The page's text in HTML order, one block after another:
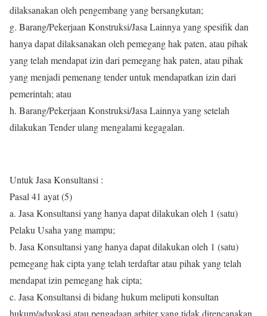
dilaksanakan oleh pengembang yang bersangkutan;
g. Barang/Pekerjaan Konstruksi/Jasa Lainnya yang spesifik dan
hanya dapat dilaksanakan oleh pemegang hak paten, atau pihak
yang telah mendapat izin dari pemegang hak paten, atau pihak
yang menjadi pemenang tender untuk mendapatkan izin dari
pemerintah; atau
h. Barang/Pekerjaan Konstruksi/Jasa Lainnya yang setelah
dilakukan Tender ulang mengalami kegagalan.
Untuk Jasa Konsultansi :
Pasal 41 ayat (5)
a. Jasa Konsultansi yang hanya dapat dilakukan oleh 1 (satu)
Pelaku Usaha yang mampu;
b. Jasa Konsultansi yang hanya dapat dilakukan oleh 1 (satu)
pemegang hak cipta yang telah terdaftar atau pihak yang telah
mendapat izin pemegang hak cipta;
c. Jasa Konsultansi di bidang hukum meliputi konsultan
hukum/advokasi atau pengadaan arbiter yang tidak direncanakan